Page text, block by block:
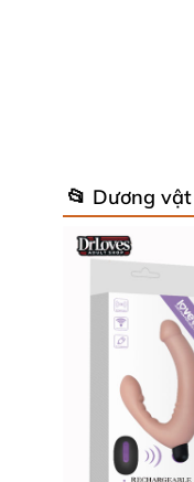
Dương
Tính
Chất liệu:
Chức
Kích thước
– Nhánh
– Nhánh
Rung: 10
📂 Dương